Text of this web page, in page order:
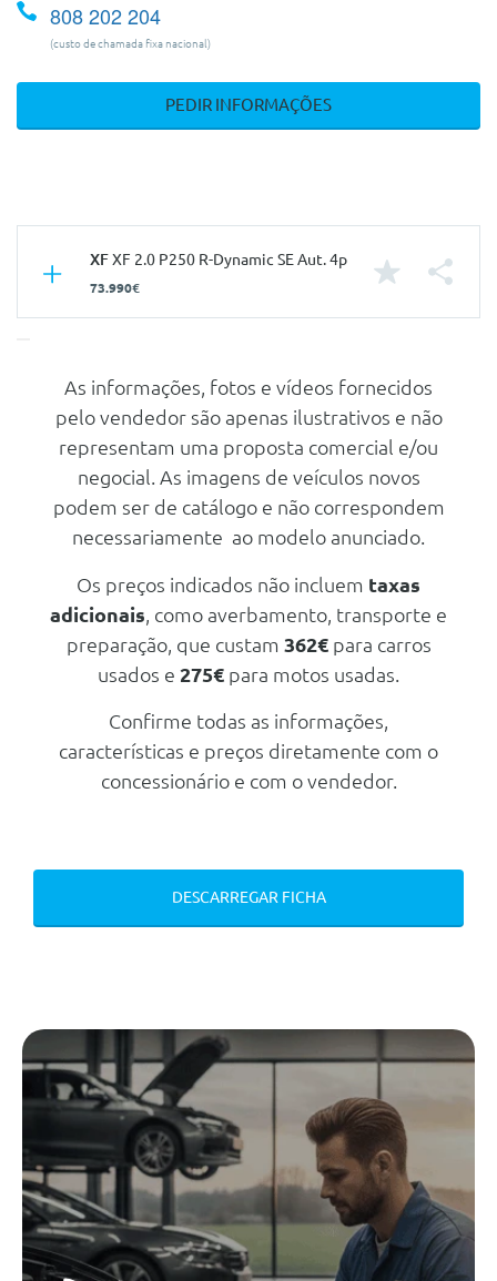
808 202 204
(custo de chamada fixa nacional)
PEDIR INFORMAÇÕES
XFXF 2.0 P250 R-Dynamic SE Aut. 4p
73.990€
Características
Sedan
Portas
Nº de Lugares
Nº de Viatura
930030
Prestações
Velocidade Máxima
250 Km/h
Aceleração dos 0-100km/h
6.90 seg
Consumos
Combustível
Combinado
6.9 L/100km
182 g/km
Cilindrada
1.997 cc
Tracção
Tipo caixa
Automática
Número de velocidades
Travões
Dianteiros
Disco Ventilado
Traseiros
Disco Rígido
As informações, fotos e vídeos fornecidos
pelo vendedor são apenas ilustrativos e não
representam uma proposta comercial e/ou
negocial. As imagens de veículos novos
podem ser de catálogo e não correspondem
necessariamente ao modelo anunciado.
Os preços indicados não incluem taxas
adicionais , como averbamento, transporte e
preparação, que custam 362€para carros
usados e 275€ para motos usadas.
Confirme todas as informações,
características e preços diretamente com o
concessionário e com o vendedor.
DESCARREGAR FICHA